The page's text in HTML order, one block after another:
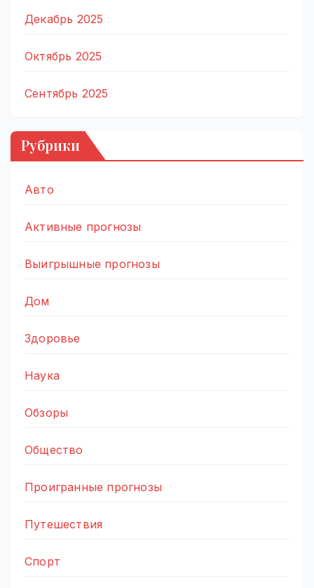
Декабрь 2025
Октябрь 2025
Сентябрь 2025
Рубрики
Авто
Активные прогнозы
Выигрышные прогнозы
Дом
Здоровье
Наука
Обзоры
Общество
Проигранные прогнозы
Путешествия
Спорт